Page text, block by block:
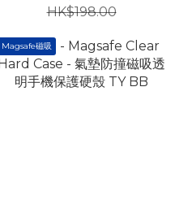
HK$198.00
Magsafe磁吸